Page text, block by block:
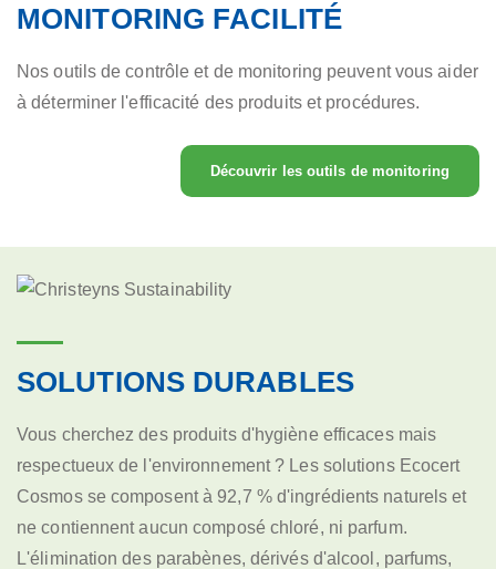
MONITORING FACILITÉ
Nos outils de contrôle et de monitoring peuvent vous aider
à déterminer l'efficacité des produits et procédures.
Découvrir les outils de monitoring
SOLUTIONS DURABLES
Vous cherchez des produits d'hygiène efficaces mais
respectueux de l'environnement ? Les solutions Ecocert
Cosmos se composent à 92,7 % d'ingrédients naturels et
ne contiennent aucun composé chloré, ni parfum.
L'élimination des parabènes, dérivés d'alcool, parfums,